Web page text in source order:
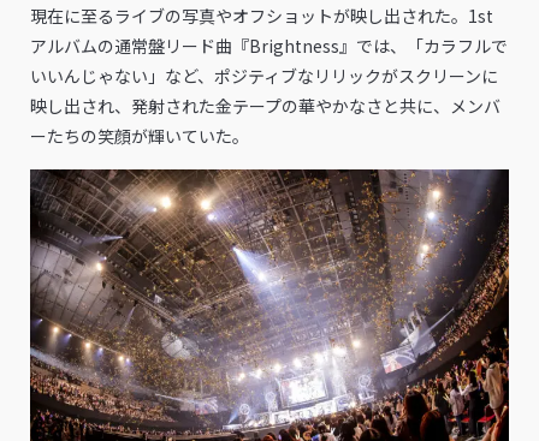
現在に至るライブの写真やオフショットが映し出された。1st
アルバムの通常盤リード曲『Brightness』では、「カラフルで
いいんじゃない」など、ポジティブなリリックがスクリーンに
映し出され、発射された金テープの華やかなさと共に、メンバ
ーたちの笑顔が輝いていた。